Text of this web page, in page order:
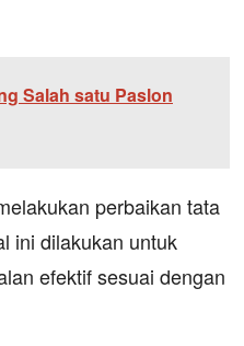
Salah satu Paslon
perbaikan tata
ini dilakukan untuk
efektif sesuai dengan